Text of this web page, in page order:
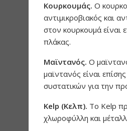
Κουρκουμάς. Ο
αντιμικροβιακός και
στον κουρκουμά είναι
πλάκας.
Μαϊντανός. Ο
μαϊντανός είναι
συστατικών για την
Kelp (Κελπ). Το Kelp
χλωροφύλλη και